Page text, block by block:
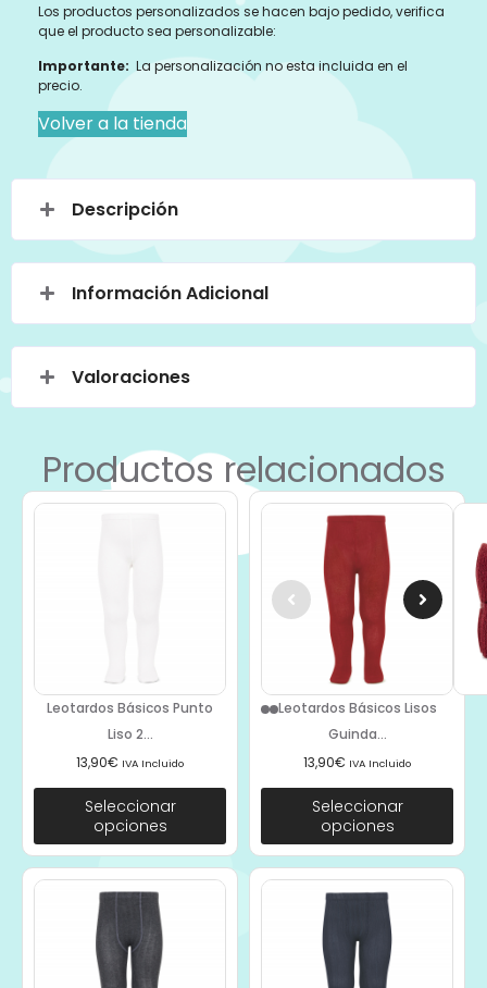
Los productos personalizados se hacen bajo pedido, verifica
que el producto sea personalizable:
Importante: La personalización no esta incluida en el
precio.
Volver a la tienda
Descripción
Información Adicional
Valoraciones
Productos relacionados
Leotardos Básicos Punto
Liso 2...
13,90€ IVA Incluido
Seleccionar
opciones
Leotardos Básicos Lisos
Guinda...
13,90€ IVA Incluido
Seleccionar
opciones